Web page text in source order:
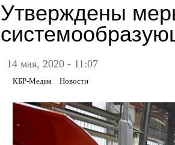
Утверждены
14 мая, 2020 - 11:07
КБР-Медиа Новости